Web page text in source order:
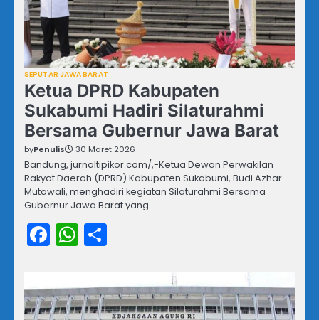
SEPUTAR JAWA BARAT
Ketua DPRD Kabupaten
Sukabumi Hadiri Silaturahmi
Bersama Gubernur Jawa Barat
byPenulis 30 Maret 2026
Bandung, jurnaltipikor.com/,-Ketua Dewan Perwakilan
Rakyat Daerah (DPRD) Kabupaten Sukabumi, Budi Azhar
Mutawali, menghadiri kegiatan Silaturahmi Bersama
Gubernur Jawa Barat yang…
Facebook
WhatsApp